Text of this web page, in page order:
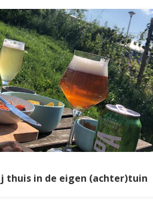
thuis in de eigen (achter)tuin